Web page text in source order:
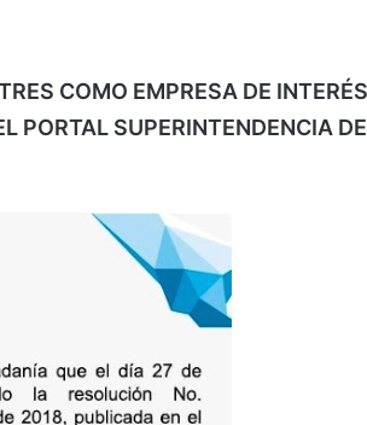
COMO EMPRESA DE INTERÉS
PORTAL SUPERINTENDENCIA DE